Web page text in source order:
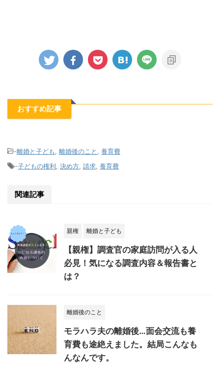
おすすめ記事
-離婚と子ども 離婚後のこと
養育費
-子どもの権利 決め方 請求 養育費
関連記事
親権 離婚と子ども
【親権】調査官の家庭訪問が入る人
必見！気になる調査内容＆報告書と
は？
離婚後のこと
モラハラ夫の離婚後…面会交流も養
育費も途絶えました。結局こんなも
んなんです。